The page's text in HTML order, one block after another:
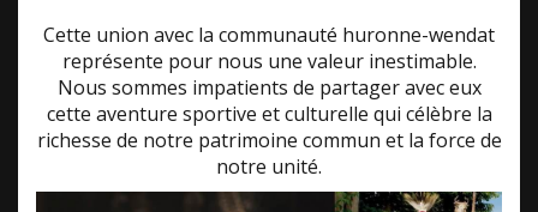
Cette union avec la communauté huronne-wendat
représente pour nous une valeur inestimable.
Nous sommes impatients de partager avec eux
cette aventure sportive et culturelle qui célèbre la
richesse de notre patrimoine commun et la force de
notre unité.